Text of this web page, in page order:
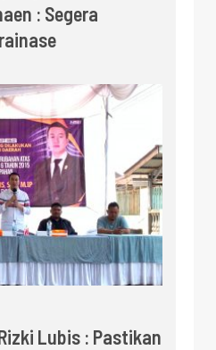
: Segera
Lubis : Pastikan